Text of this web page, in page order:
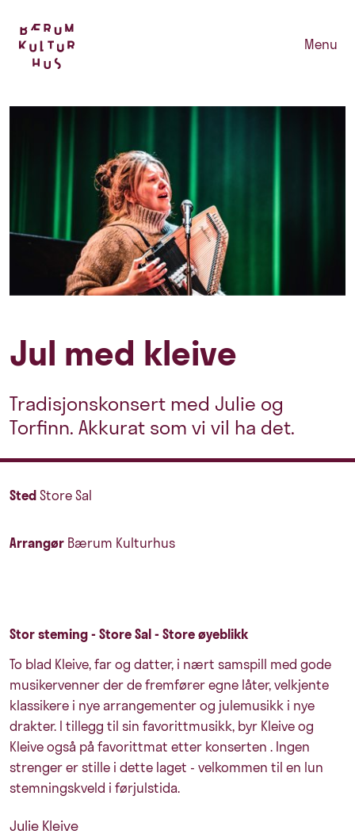
Menu
Jul med kleive
Tradisjonskonsert med Julie og
Torfinn. Akkurat som vi vil ha det.
StedStore Sal
Arrangør Bærum Kulturhus
Stor steming - Store Sal - Store øyeblikk
To blad Kleive, far og datter, i nært samspill med gode
musikervenner der de fremfører egne låter, velkjente
klassikere i nye arrangementer og julemusikk i nye
drakter. I tillegg til sin favorittmusikk, byr Kleive og
Kleive også på favorittmat etter konserten . Ingen
strenger er stille i dette laget - velkommen til en lun
stemningskveld i førjulstida.
Julie Kleive